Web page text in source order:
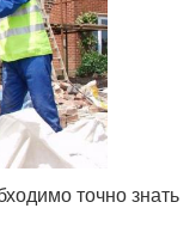
точно знать